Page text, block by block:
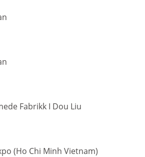
Fabrikk I Dou Liu
(Ho Chi Minh Vietnam)